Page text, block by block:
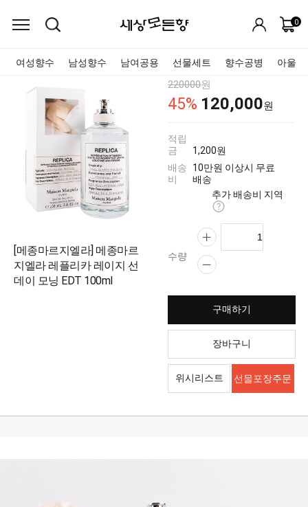
0
여성향수 남성향수 남여공용 선물세트 향수공병 아울렛
[메종마르지엘라] 메종마르
지엘라 레플리카 레이지 선
데이 모닝 EDT 100ml
220000원
45% 120,000원
적립
금
1,200원
배송
비
10만원 이상시 무료
배송
추가 배송비 지역
수량
구매하기
장바구니
위시리스트 선물포장주문